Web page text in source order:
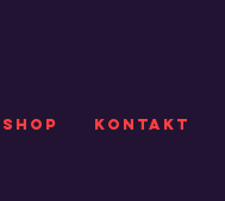
Kontakt